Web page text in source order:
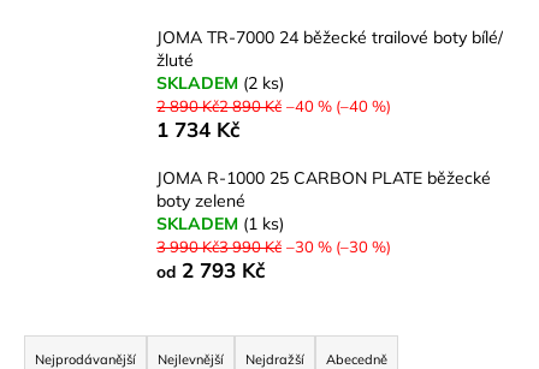
JOMA TR-7000 24 běžecké trailové boty bílé/
žluté
SKLADEM (2 ks)
2 890 Kč2 890 Kč –40 % (–40 %)
1 734 Kč
JOMA R-1000 25 CARBON PLATE běžecké
boty zelené
SKLADEM (1 ks)
3 990 Kč3 990 Kč –30 % (–30 %)
od 2 793 Kč
Ř
Nejprodávanější Nejlevnější Nejdražší Abecedně
HLEDAT
u